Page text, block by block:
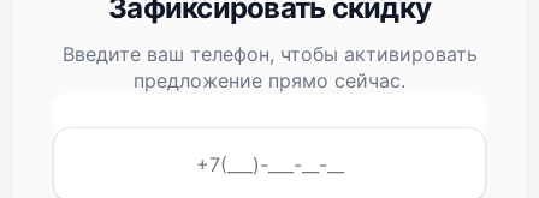
Зафиксировать скидку
Введите ваш телефон, чтобы активировать
предложение прямо сейчас.